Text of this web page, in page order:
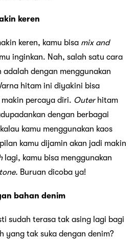
keren
keren, kamu bisa mix and
inginkan. Nah, salah satu cara
adalah dengan menggunakan
hitam ini diyakini bisa
percaya diri. Outerhitam
dengan berbagai
kamu menggunakan kaos
kamu dijamin akan jadi makin
lagi, kamu bisa menggunakan
Buruan dicoba ya!
bahan denim
sudah terasa tak asing lagi bagi
yang tak suka dengan denim?